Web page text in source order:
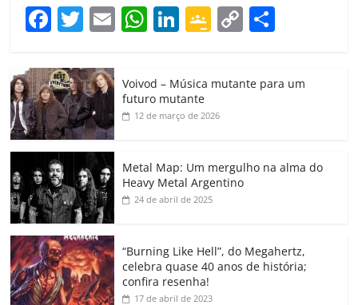
F
a
c
e
b
o
o
k
T
w
itt
er
E
m
W
h
s
A
p
Li
n
e
dI
G
o
gl
e
a
ss
o
m
C
o
y
k
p
h
Voivod – Música mutante para um
futuro mutante
12 de março de 2026
Metal Map: Um mergulho na alma do
Heavy Metal Argentino
24 de abril de 2025
“Burning Like Hell”, do Megahertz,
celebra quase 40 anos de história;
confira resenha!
17 de abril de 2023